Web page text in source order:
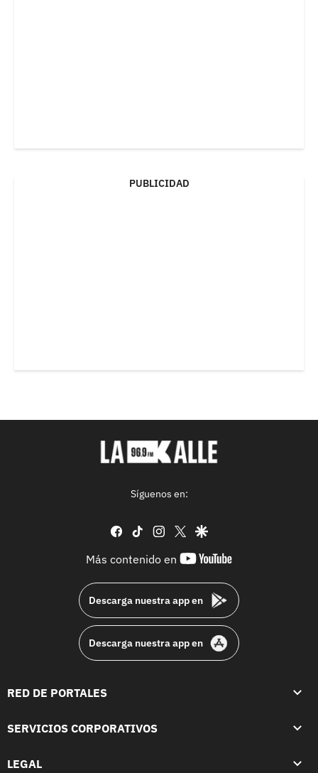
PUBLICIDAD
Síguenos en:
facebook
tiktok instagram
twittergoogle
Más contenido en
youtube-
Descarga nuestra app en
Descarga nuestra app en
RED DE PORTALES
SERVICIOS CORPORATIVOS
LEGAL